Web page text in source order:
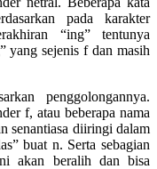
pada karakter
“ing” tentunya
yang sejenis f dan masih
penggolongannya.
f, atau beberapa nama
senantiasa diiringi dalam
buat n. Serta sebagian
akan beralih dan bisa